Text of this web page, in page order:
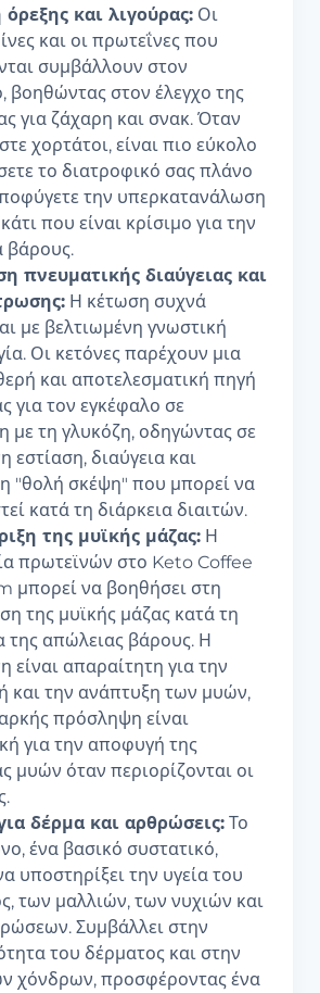
και λιγούρας: Οι
και οι πρωτεΐνες που
συμβάλλουν στον
βοηθώντας στον έλεγχο της
για ζάχαρη και σνακ. Όταν
χορτάτοι, είναι πιο εύκολο
το διατροφικό σας πλάνο
την υπερκατανάλωση
που είναι κρίσιμο για την
βάρους.
πνευματικής διαύγειας και
Η κέτωση συχνά
με βελτιωμένη γνωστική
Οι κετόνες παρέχουν μια
και αποτελεσματική πηγή
για τον εγκέφαλο σε
με τη γλυκόζη, οδηγώντας σε
εστίαση, διαύγεια και
"θολή σκέψη" που μπορεί να
κατά τη διάρκεια διαιτών.
της μυϊκής μάζας: Η
πρωτεϊνών στο Keto Coffee
μπορεί να βοηθήσει στη
της μυϊκής μάζας κατά τη
της απώλειας βάρους. Η
είναι απαραίτητη για την
και την ανάπτυξη των μυών,
πρόσληψη είναι
για την αποφυγή της
μυών όταν περιορίζονται οι
δέρμα και αρθρώσεις: Το
ένα βασικό συστατικό,
υποστηρίξει την υγεία του
των μαλλιών, των νυχιών και
Συμβάλλει στην
του δέρματος και στην
χόνδρων, προσφέροντας ένα